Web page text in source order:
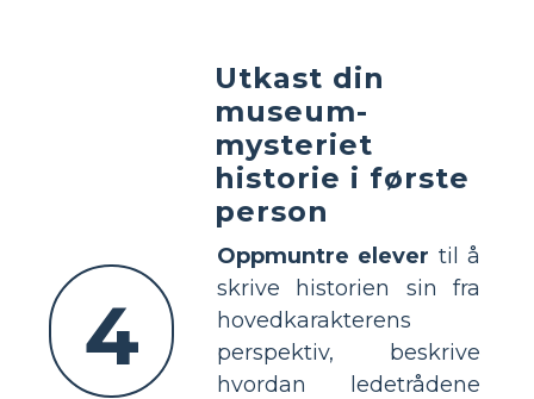
4
Utkast din
museum-
mysteriet
historie i første
person
Oppmuntre elever til å
skrive historien sin fra
hovedkarakterens
perspektiv, beskrive
hvordan ledetrådene